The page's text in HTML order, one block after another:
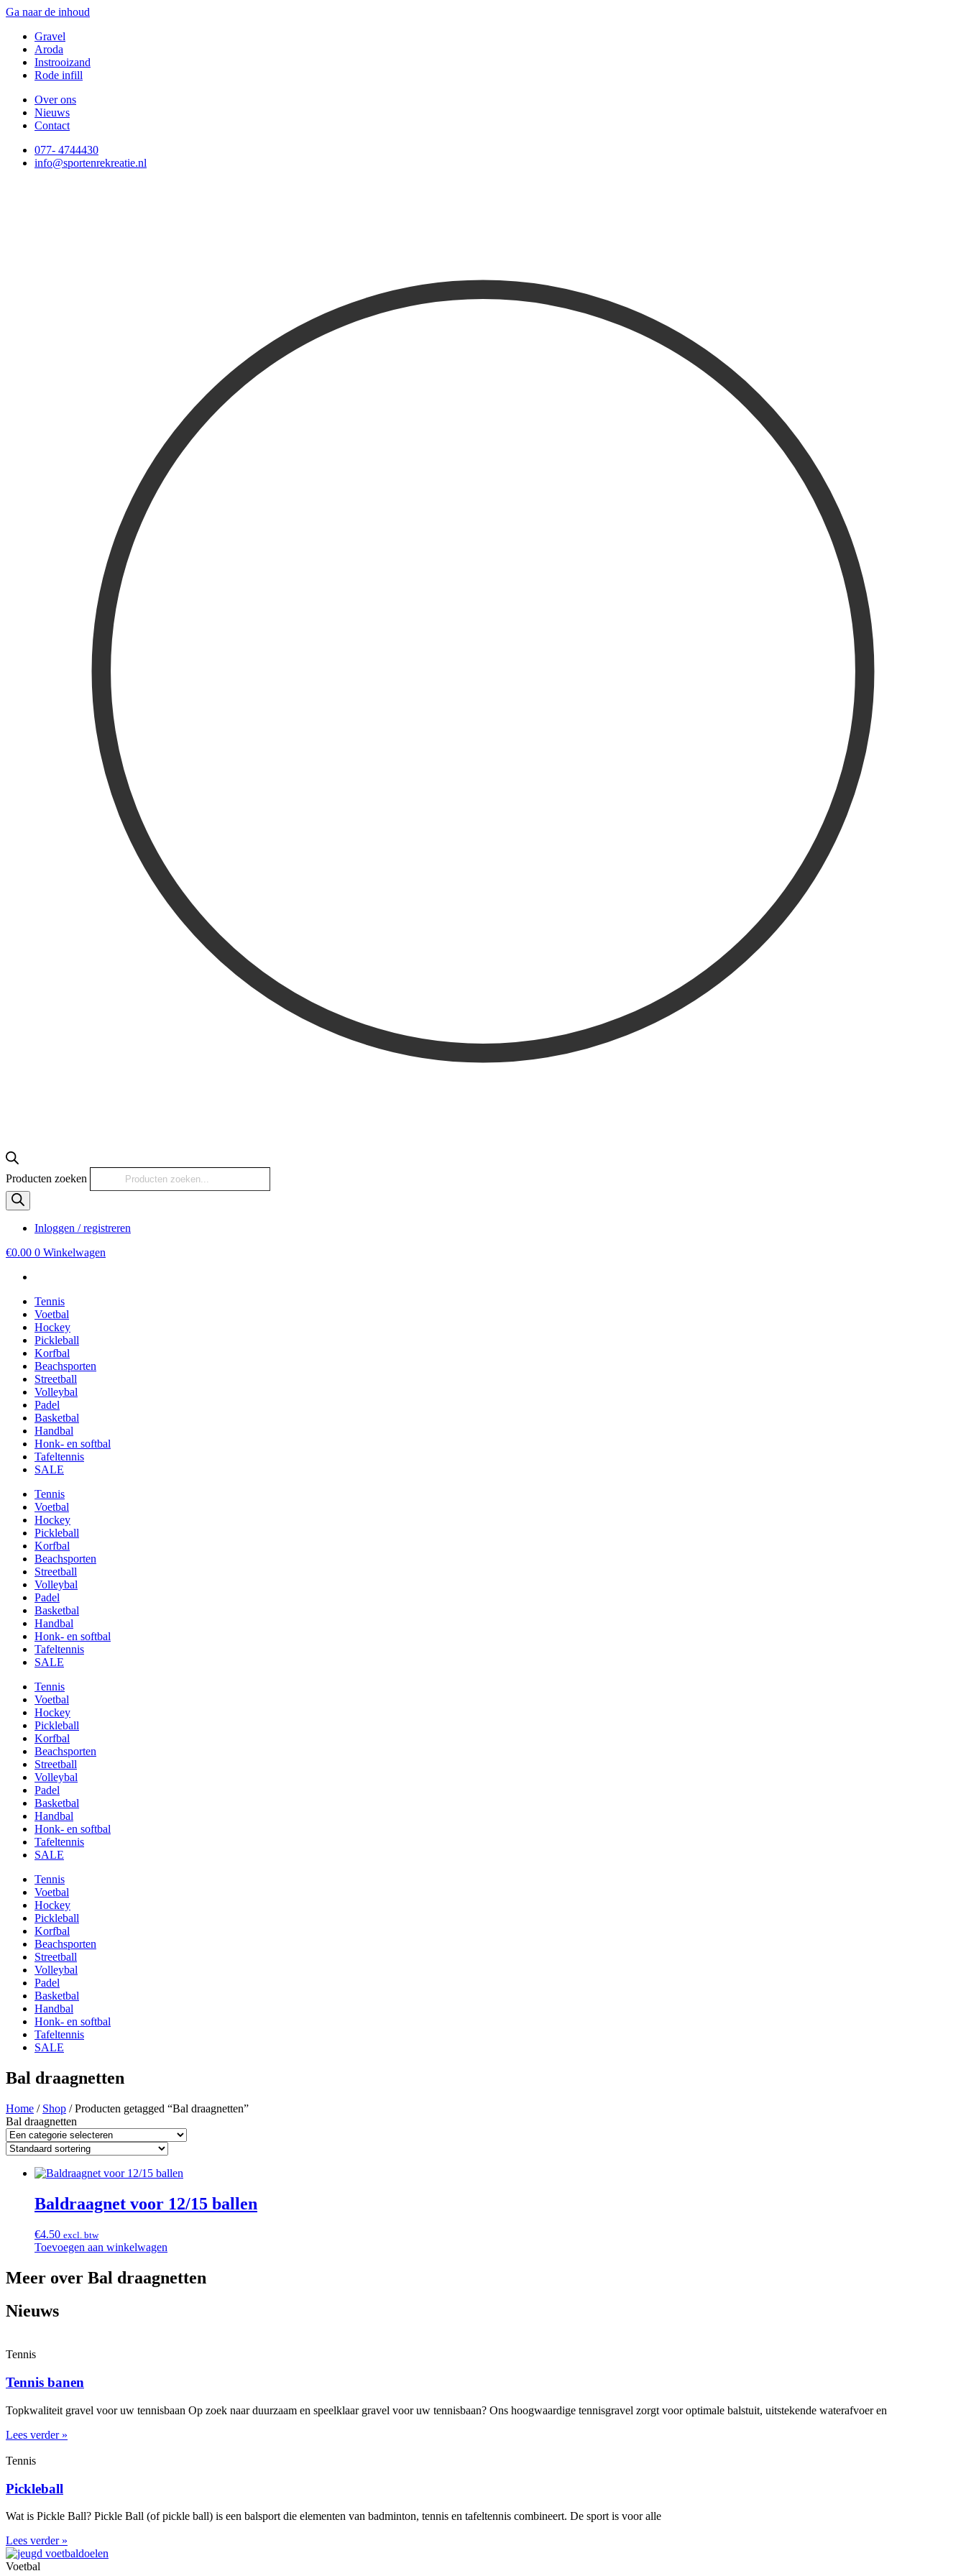
Ga naar de inhoud
Gravel
Aroda
Instrooizand
Rode infill
Over ons
Nieuws
Contact
077- 4744430
info@sportenrekreatie.nl
Producten zoeken
Inloggen / registreren
€0.00 0 Winkelwagen
Tennis
Voetbal
Hockey
Pickleball
Korfbal
Beachsporten
Streetball
Volleybal
Padel
Basketbal
Handbal
Honk- en softbal
Tafeltennis
SALE
Tennis
Voetbal
Hockey
Pickleball
Korfbal
Beachsporten
Streetball
Volleybal
Padel
Basketbal
Handbal
Honk- en softbal
Tafeltennis
SALE
Tennis
Voetbal
Hockey
Pickleball
Korfbal
Beachsporten
Streetball
Volleybal
Padel
Basketbal
Handbal
Honk- en softbal
Tafeltennis
SALE
Tennis
Voetbal
Hockey
Pickleball
Korfbal
Beachsporten
Streetball
Volleybal
Padel
Basketbal
Handbal
Honk- en softbal
Tafeltennis
SALE
Bal draagnetten
Home / Shop / Producten getagged “Bal draagnetten”
Bal draagnetten
Baldraagnet voor 12/15 ballen
€4.50 excl. btw
Toevoegen aan winkelwagen
Meer over Bal draagnetten
Nieuws
Tennis
Tennis banen
Topkwaliteit gravel voor uw tennisbaan Op zoek naar duurzaam en speelklaar gravel voor uw tennisbaan? Ons hoogwaardige tennisgravel zorgt voor optimale balstuit, uitstekende waterafvoer en
Lees verder »
Tennis
Pickleball
Wat is Pickle Ball? Pickle Ball (of pickle ball) is een balsport die elementen van badminton, tennis en tafeltennis combineert. De sport is voor alle
Lees verder »
Voetbal